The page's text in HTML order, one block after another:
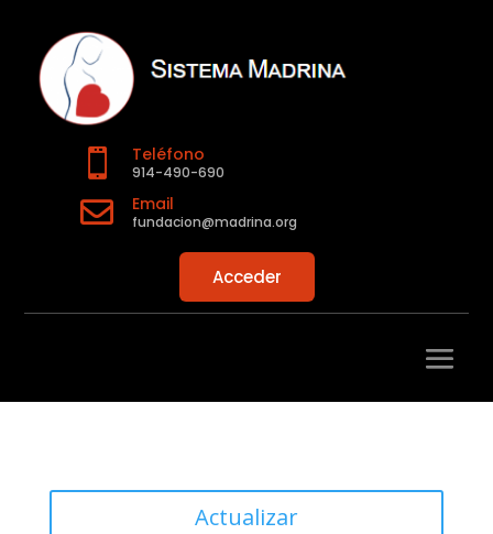
 Teléfono
914-490-690
 Email
fundacion@madrina.org
Acceder
Actualizar